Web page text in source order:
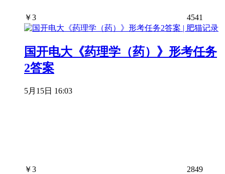
￥3 4541
国开电大《药理学（药）》形考任务
2答案
5月15日 16:03
￥3 2849